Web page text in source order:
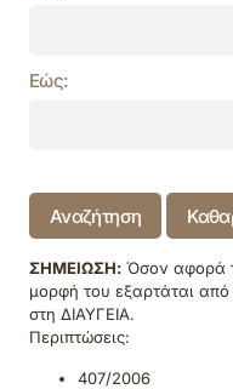
Εώς:
Αναζήτηση
ΣΗΜΕΙΩΣΗ: Όσον αφορά
μορφή του εξαρτάται από
στη ΔΙΑΥΓΕΙΑ.
Περιπτώσεις:
407/2006